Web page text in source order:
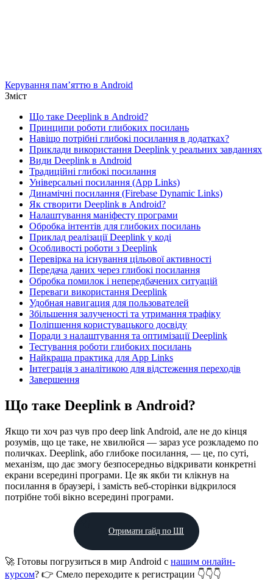
Керування пам’яттю в Android
Зміст
Що таке Deeplink в Android?
Принципи роботи глибоких посилань
Навіщо потрібні глибокі посилання в додатках?
Приклади використання Deeplink у реальних завданнях
Види Deeplink в Android
Традиційні глибокі посилання
Універсальні посилання (App Links)
Динамічні посилання (Firebase Dynamic Links)
Як створити Deeplink в Android?
Налаштування маніфесту програми
Обробка інтентів для глибоких посилань
Приклад реалізації Deeplink у коді
Особливості роботи з Deeplink
Перевірка на існування цільової активності
Передача даних через глибокі посилання
Обробка помилок і непередбачених ситуацій
Переваги використання Deeplink
Удобная навигация для пользователей
Збільшення залученості та утримання трафіку
Поліпшення користувацького досвіду
Поради з налаштування та оптимізації Deeplink
Тестування роботи глибоких посилань
Найкраща практика для App Links
Інтеграція з аналітикою для відстеження переходів
Завершення
Що таке Deeplink в Android?
Якщо ти хоч раз чув про deep link Android, але не до кінця
розумів, що це таке, не хвилюйся — зараз усе розкладемо по
поличках. Deeplink, або глибоке посилання, — це, по суті,
механізм, що дає змогу безпосередньо відкривати конкретні
екрани всередині програми. Це як якби ти клікнув на
посилання в браузері, і замість веб-сторінки відкрилося
потрібне тобі вікно всередині програми.
Отримати гайд по ШІ
🚀 Готовы погрузиться в мир Android с нашим онлайн-
курсом? 👉 Смело переходите к регистрации 👇👇👇